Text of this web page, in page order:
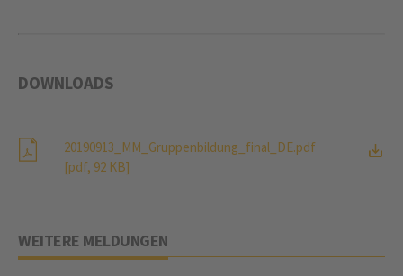
DOWNLOADS
20190913_MM_Gruppenbildung_final_DE.pdf
[pdf, 92 KB]
WEITERE MELDUNGEN